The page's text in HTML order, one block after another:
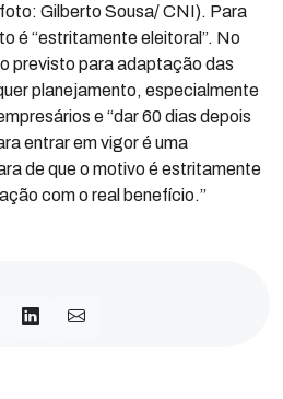
Gilberto Sousa/ CNI). Para
é “estritamente eleitoral”. No
previsto para adaptação das
planejamento, especialmente
e “dar 60 dias depois
entrar em vigor é uma
de que o motivo é estritamente
com o real benefício.”